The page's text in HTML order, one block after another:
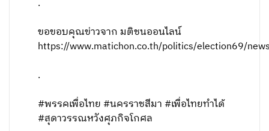
.
ขอขอบคุณข่าวจาก มติชนออนไลน์
https://www.matichon.co.th/politics/election69/
.
#พรรคเพื่อไทย #นครราชสีมา #เพื่อไทยทำได้
#สุดาวรรณหวังศุภกิจโกศล